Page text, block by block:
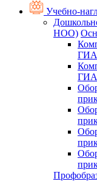
Учебно-
НОО)
ГИА